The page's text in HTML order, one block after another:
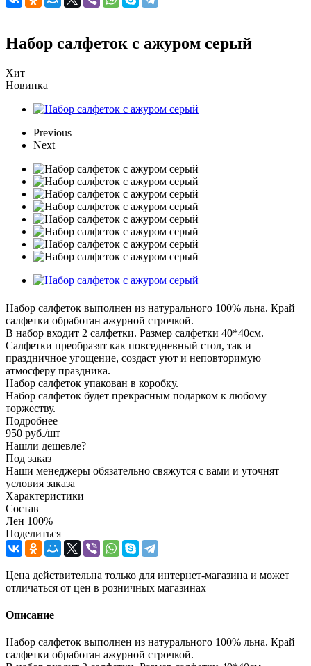
Набор салфеток с ажуром серый
Хит
Новинка
Previous
Next
Набор салфеток выполнен из натурального 100% льна. Край
салфетки обработан ажурной строчкой.
В набор входит 2 салфетки. Размер салфетки 40*40см.
Салфетки преобразят как повседневный стол, так и
праздничное угощение, создаст уют и неповторимую
атмосферу праздника.
Набор салфеток упакован в коробку.
Набор салфеток будет прекрасным подарком к любому
торжеству.
Подробнее
950 руб./шт
Нашли дешевле?
Под заказ
Наши менеджеры обязательно свяжутся с вами и уточнят
условия заказа
Характеристики
Состав
Лен 100%
Поделиться
Цена действительна только для интернет-магазина и может
отличаться от цен в розничных магазинах
Описание
Набор салфеток выполнен из натурального 100% льна. Край
салфетки обработан ажурной строчкой.